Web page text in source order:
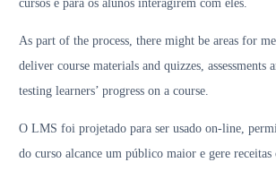
cursos e para os alunos interagirem com eles.
As part of the process, there might be areas for
deliver course materials and quizzes, assessments
testing learners’ progress on a course.
O LMS foi projetado para ser usado on-line,
do curso alcance um público maior e gere receitas